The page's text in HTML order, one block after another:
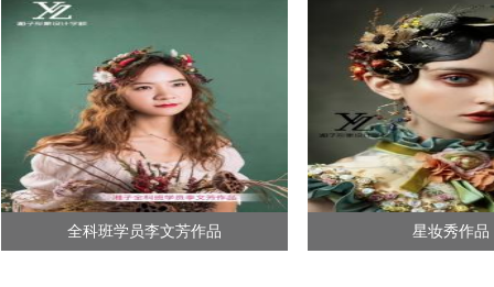
全科班学员李文芳作品 星